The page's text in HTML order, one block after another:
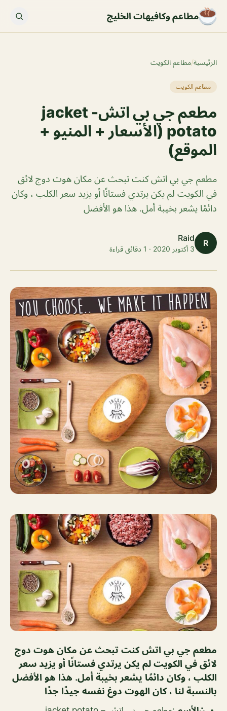
مطاعم وكافيهات الخليج
الرئيسية/مطاعم الكويت
مطاعم الكويت
مطعم جي بي اتش- jacket
potato (الأسعار + المنيو +
الموقع)
مطعم جي بي اتش كنت تبحث عن مكان هوت دوج لائق
في الكويت لم يكن يرتدي فستانًا أو يزيد سعر الكلب ، وكان
دائمًا يشعر بخيبة أمل. هذا هو الأفضل
R
Raid
3 أكتوبر 2020 · 1 دقائق قراءة
مطعم جي بي اتش كنت تبحث عن مكان هوت دوج
لائق في الكويت لم يكن يرتدي فستانًا أو يزيد سعر
الكلب ، وكان دائمًا يشعر بخيبة أمل. هذا هو الأفضل
بالنسبة لنا ، كان الهوت دوغ نفسه جيدًا جدًا